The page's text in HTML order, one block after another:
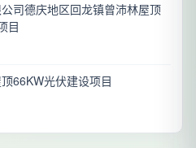
司德庆地区回龙镇曾沛林屋顶
目
66KW光伏建设项目